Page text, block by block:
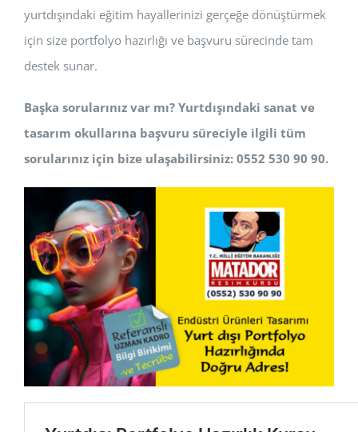
yurtdışındaki eğitim hayallerinizi gerçeğe dönüştürmek
için size portfolyo hazırlığı ve başvuru sürecinde tam
destek sunar.
Başka sorularınız var mı? Yurtdışındaki sanat ve
tasarım okullarına başvuru süreciyle ilgili tüm
sorularınız için bize ulaşabilirsiniz: 0552 530 90 90.